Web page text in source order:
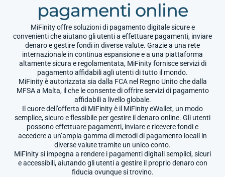
pagamenti online
MiFinity offre soluzioni di pagamento digitale sicure e
convenienti che aiutano gli utenti a effettuare pagamenti, inviare
denaro e gestire fondi in diverse valute. Grazie a una rete
internazionale in continua espansione e a una piattaforma
altamente sicura e regolamentata, MiFinity fornisce servizi di
pagamento affidabili agli utenti di tutto il mondo.
MiFinity è autorizzata sia dalla FCA nel Regno Unito che dalla
MFSA a Malta, il che le consente di offrire servizi di pagamento
affidabili a livello globale.
Il cuore dell’offerta di MiFinity è il MiFinity eWallet, un modo
semplice, sicuro e flessibile per gestire il denaro online. Gli utenti
possono effettuare pagamenti, inviare e ricevere fondi e
accedere a un’ampia gamma di metodi di pagamento locali in
diverse valute tramite un unico conto.
MiFinity si impegna a rendere i pagamenti digitali semplici, sicuri
e accessibili, aiutando gli utenti a gestire il proprio denaro con
fiducia ovunque si trovino.